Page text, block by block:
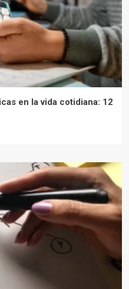
en la vida cotidiana: 12